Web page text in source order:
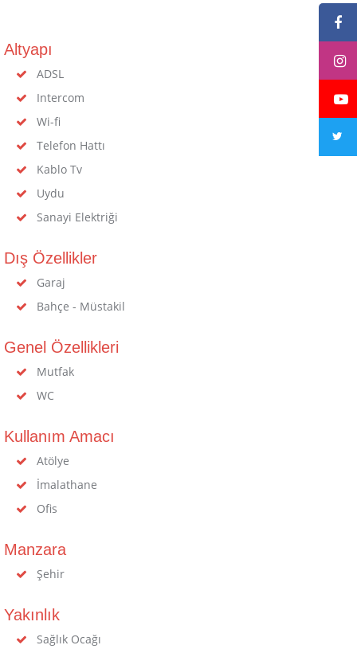
Altyapı
ADSL
Intercom
Wi-fi
Telefon Hattı
Kablo Tv
Uydu
Sanayi Elektriği
Dış Özellikler
Garaj
Bahçe - Müstakil
Genel Özellikleri
Mutfak
WC
Kullanım Amacı
Atölye
İmalathane
Ofis
Manzara
Şehir
Yakınlık
Sağlık Ocağı